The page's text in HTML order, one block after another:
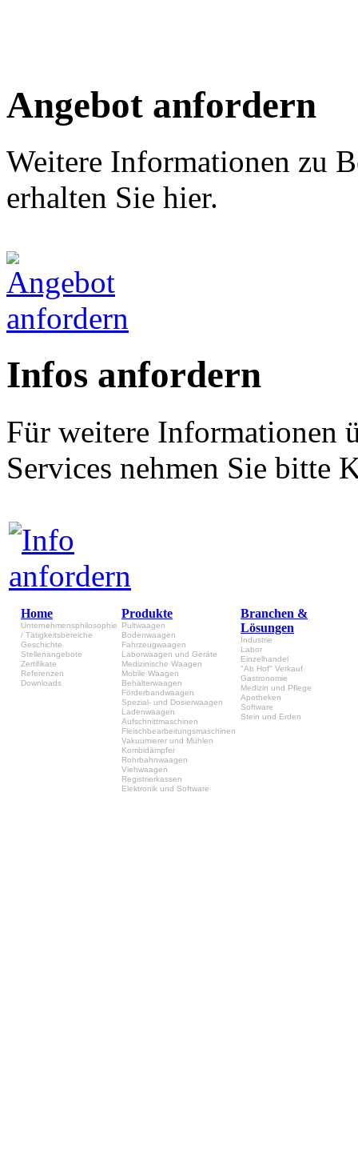
Angebot anfordern
Weitere Informationen zu
erhalten Sie hier.
Infos anfordern
Für weitere Informationen
Services nehmen Sie bitte
Home
Unternehmensphilosophie
/ Tätigkeitsbereiche
Geschichte
Stellenangebote
Zertifikate
Referenzen
Downloads
Produkte
Pultwaagen
Bodenwaagen
Fahrzeugwaagen
Laborwaagen und Geräte
Medizinische Waagen
Mobile Waagen
Behälterwaagen
Förderbandwaagen
Spezial- und Dosierwaagen
Ladenwaagen
Aufschnittmaschinen
Fleischbearbeitungsmaschinen
Vakuumierer und Mühlen
Kombidämpfer
Rohrbahnwaagen
Viehwaagen
Registrierkassen
Elektronik und Software
Branchen &
Lösungen
Industrie
Labor
Einzelhandel
"Ab Hof" Verkauf
Gastronomie
Medizin und Pflege
Apotheken
Software
Stein und Erden